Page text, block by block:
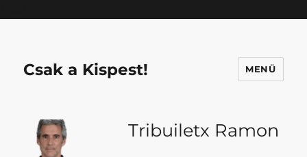
Csak a Kispest! MENÜ
Tribuiletx Ramon